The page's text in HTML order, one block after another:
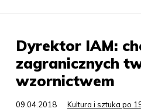
Dyrektor IAM:
zagranicznych
wzornictwem
09.04.2018 Kultura i sztuka po